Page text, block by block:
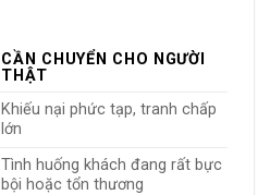
CẦN CHUYỂN CHO NGƯỜI
THẬT
Khiếu nại phức tạp, tranh chấp
lớn
Tình huống khách đang rất bực
bội hoặc tổn thương